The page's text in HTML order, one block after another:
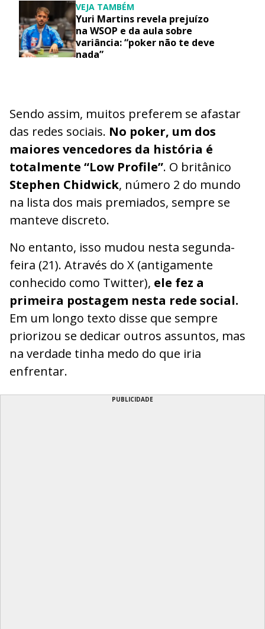
VEJA TAMBÉM
Yuri Martins revela prejuízo
na WSOP e da aula sobre
variância: “poker não te deve
nada”
Sendo assim, muitos preferem se afastar
das redes sociais. No poker, um dos
maiores vencedores da história é
totalmente “Low Profile”. O britânico
Stephen Chidwick, número 2 do mundo
na lista dos mais premiados, sempre se
manteve discreto.
No entanto, isso mudou nesta segunda-
feira (21). Através do X (antigamente
conhecido como Twitter), ele fez a
primeira postagem nesta rede social.
Em um longo texto disse que sempre
priorizou se dedicar outros assuntos, mas
na verdade tinha medo do que iria
enfrentar.
PUBLICIDADE